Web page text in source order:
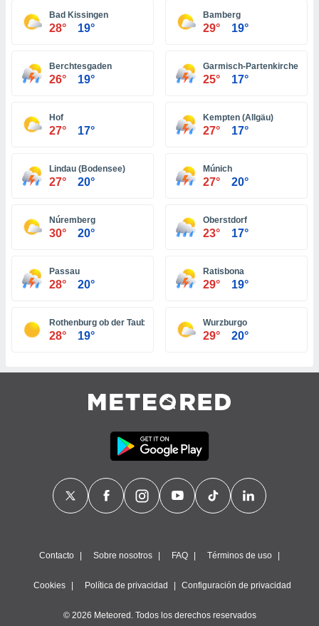
sitio
sean
el sitio
ni para
aunque
acceder a
en
Bad Kissingen
28° 19°
Bamberg
29° 19°
Berchtesgaden
26° 19°
Garmisch-Partenkirchen
25° 17°
Hof
27° 17°
Kempten (Allgäu)
27° 17°
Lindau (Bodensee)
27° 20°
Múnich
27° 20°
Núremberg
30° 20°
Oberstdorf
23° 17°
Passau
28° 20°
Ratisbona
29° 19°
Rothenburg ob der Tauber
28° 19°
Wurzburgo
29° 20°
Contacto Sobre nosotros FAQ Términos de uso
Cookies Política de privacidad Configuración de privacidad
© 2026 Meteored. Todos los derechos reservados